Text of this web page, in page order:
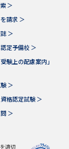
＞
請求 ＞
＞
定予備校 ＞
験上の配慮案内」
＞
格認定試験 ＞
＞
適切